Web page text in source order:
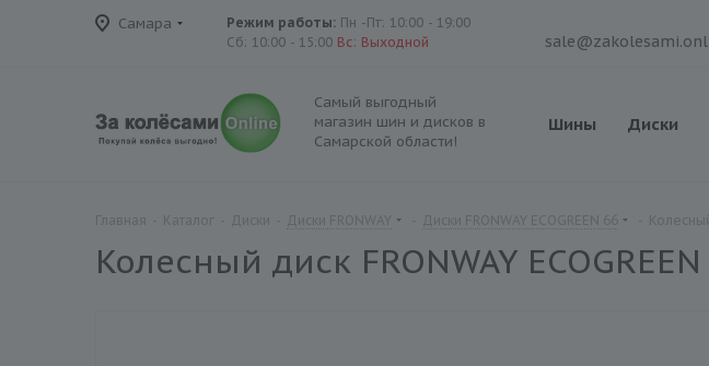
Самара Режим работы: Пн -Пт: 10:00 - 19:00
Сб: 10:00 - 15:00 Вс: Выходной
Самый выгодный
магазин шин и дисков в
Самарской области!
Шины Диски
Колесный диск FRONWAY